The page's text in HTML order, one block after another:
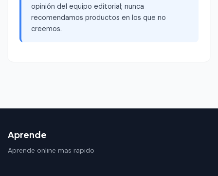
opinión del equipo editorial; nunca
recomendamos productos en los que no
creemos.
Aprende
Aprende online mas rapido